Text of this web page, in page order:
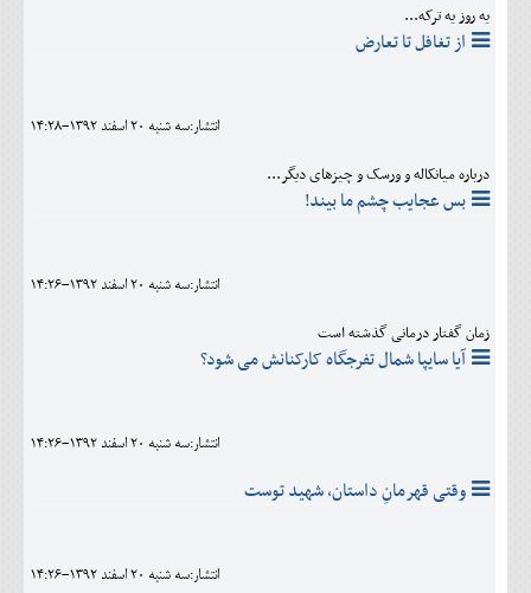
یه روز یه ترکه...
از تغافل تا تعارض
انتشار:سه شنبه 20 اسفند 1392-14:28
درباره میانکاله و ورسک و چیزهای دیگر...
بس عجایب چشم ما بیند!
انتشار:سه شنبه 20 اسفند 1392-14:26
زمان گفتار درمانی گذشته است
آیا سایپا شمال تفرجگاه کارکنانش می شود؟
انتشار:سه شنبه 20 اسفند 1392-14:26
وقتی قهرمانِ داستان، شهید توست
انتشار:سه شنبه 20 اسفند 1392-14:26